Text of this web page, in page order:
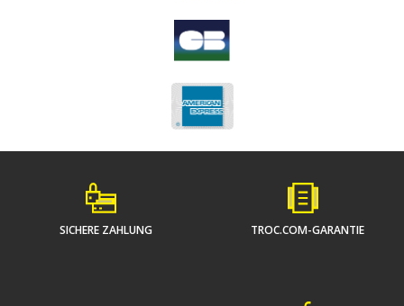
SICHERE ZAHLUNG TROC.COM-GARANTIE